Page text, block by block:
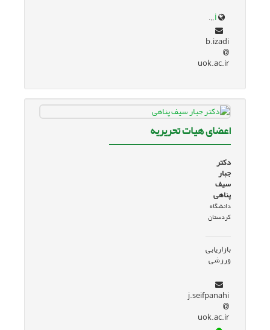
research.uok.ac.ir/~bizadi/
b.izadi
uok.ac.ir
اعضای هیات تحریریه
دکتر
جبار
سیف
پناهی
دانشگاه
کردستان
بازاریابی
ورزشی
j.seifpanahi
uok.ac.ir